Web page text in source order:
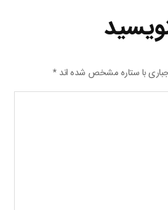
با ستاره مشخص شده اند*